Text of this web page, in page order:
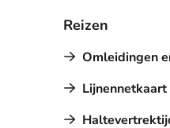
Reizen
Omleidingen
Lijnennetkaart